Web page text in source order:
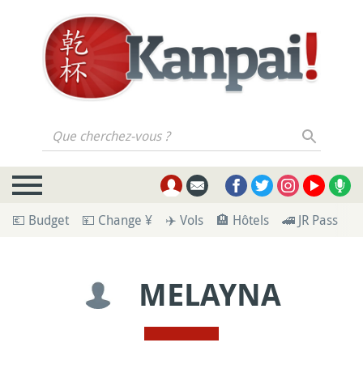
Que cherchez-vous ?
💶 Budget 💴 Change ¥ ✈️ Vols 🏨 Hôtels 🚄 JR Pass
MELAYNA